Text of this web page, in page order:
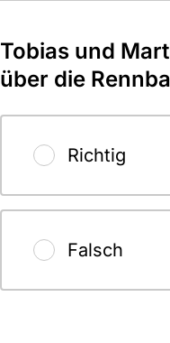
Tobias und
über die
Richtig
Falsch